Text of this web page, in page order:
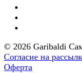
© 2026 Garibaldi
Согласие на
Оферта